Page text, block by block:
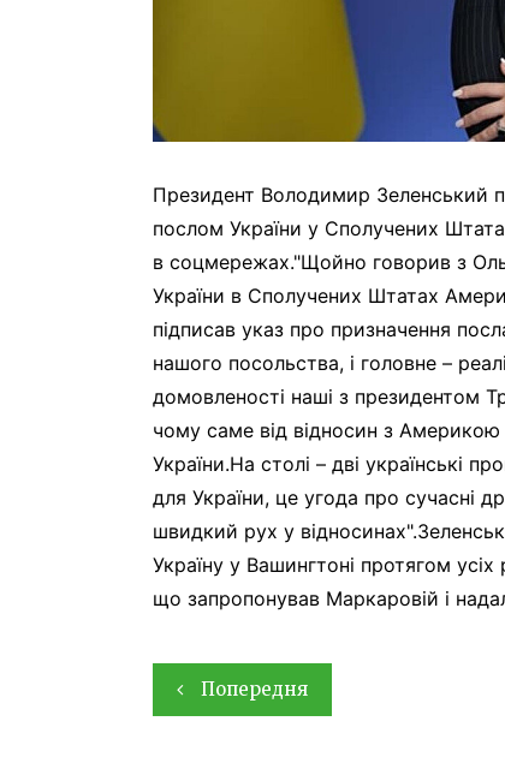
Президент Володимир Зеленський
послом України у Сполучених
в соцмережах."Щойно говорив з
України в Сполучених Штатах
підписав указ про призначення
нашого посольства, і головне –
домовленості наші з президентом
чому саме від відносин з
України.На столі – дві українські
для України, це угода про сучасні
швидкий рух у
Україну у Вашингтоні протягом
що запропонував Маркаровій і
Навігація
записів
Попередня